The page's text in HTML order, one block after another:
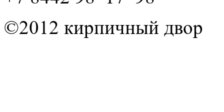
©2012 кирпичный двор